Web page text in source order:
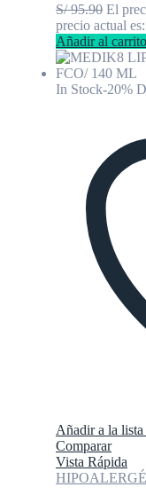
S/95.90 El
precio actual
Añadir al carrito
In Stock-20%
Añadir a la lista
Comparar
Vista Rápida